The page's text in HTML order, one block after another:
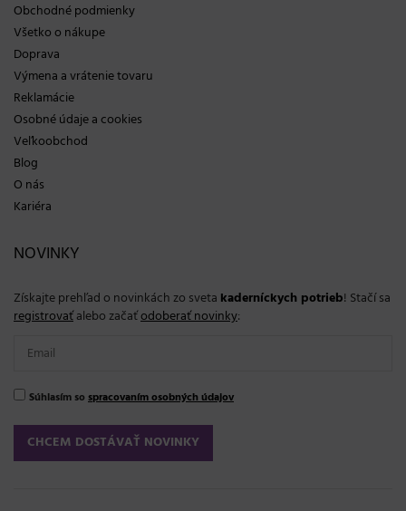
Obchodné podmienky
Všetko o nákupe
Doprava
Výmena a vrátenie tovaru
Reklamácie
Osobné údaje a cookies
Veľkoobchod
Blog
O nás
Kariéra
NOVINKY
Získajte prehľad o novinkách zo sveta kaderníckych potrieb! Stačí sa
registrovaťalebo začaťodoberať novinky:
Súhlasím so spracovaním osobných údajov